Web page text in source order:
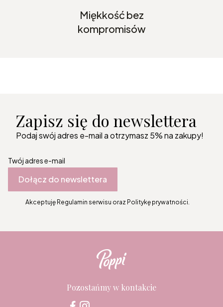
Miękkość bez
kompromisów
Zapisz się do newslettera
Podaj swój adres e-mail a otrzymasz 5% na zakupy!
Twój adres e-mail
Dołącz do newslettera
Akceptuję Regulamin serwisu oraz Politykę prywatności.
Pozostańmy w kontakcie